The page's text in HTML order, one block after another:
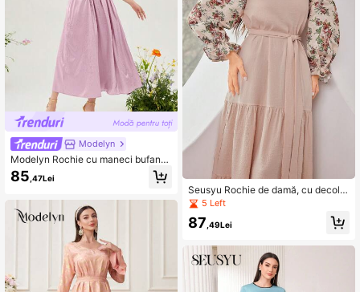
Modelyn
Modelyn Rochie cu maneci bufant
e, cu talie incanlata Rochii lungi de
seara
85,47Lei
Seusyu Rochie de damă, cu decolte
u rotund, cu umăr rece, mâneci lant
ernă, cu brâu, în stil arab
5 Left
87 ,49Lei